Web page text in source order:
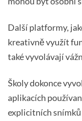
Další platformy,
kreativně využít
také vyvolávají
Školy dokonce
aplikacích
explicitních